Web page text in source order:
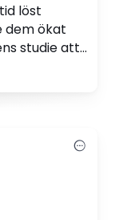
löst
dem ökat
studie att
på